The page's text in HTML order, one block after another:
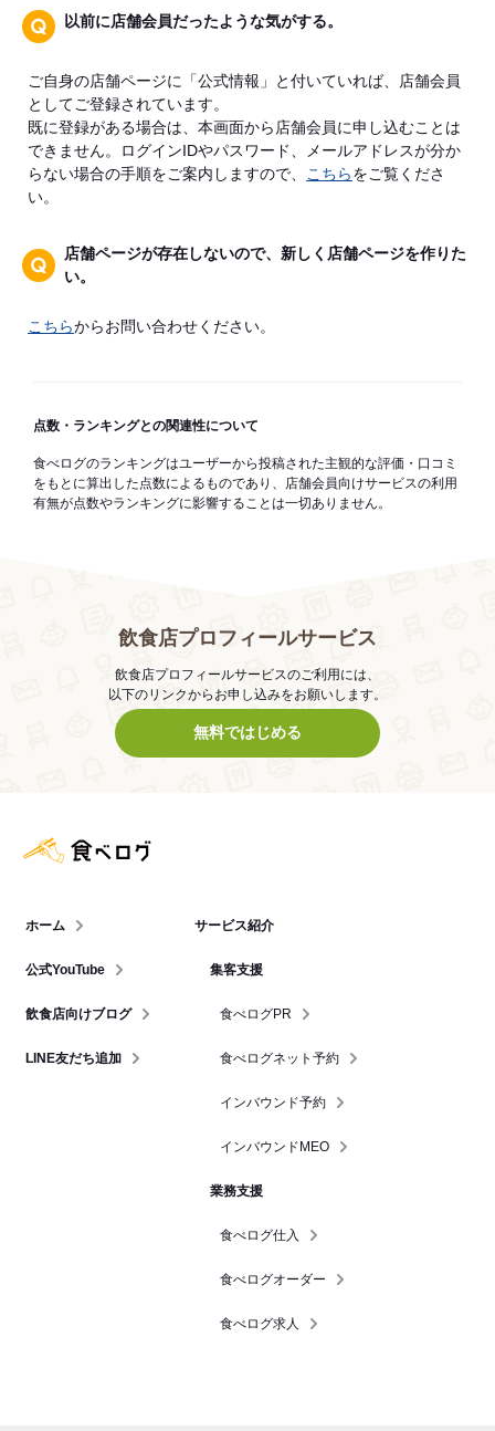
以前に店舗会員だったような気がする。
ご自身の店舗ページに「公式情報」と付いていれば、店舗会員
としてご登録されています。
既に登録がある場合は、本画面から店舗会員に申し込むことは
できません。ログインIDやパスワード、メールアドレスが分か
らない場合の手順をご案内しますので、
こちらをご覧くださ
い。
店舗ページが存在しないので、新しく店舗ページを作りた
い。
こちらからお問い合わせください。
点数・ランキングとの関連性について
食べログのランキングはユーザーから投稿された主観的な評価・口コミ
をもとに算出した点数によるものであり、店舗会員向けサービスの利用
有無が点数やランキングに影響することは一切ありません。
飲食店プロフィールサービス
飲食店プロフィールサービスのご利用には、
以下のリンクからお申し込みをお願いします。
無料ではじめる
ホーム
公式YouTube
飲食店向けブログ
LINE友だち追加
サービス紹介
集客支援
食べログPR
食べログネット予約
インバウンド予約
インバウンドMEO
業務支援
食べログ仕入
食べログオーダー
食べログ求人